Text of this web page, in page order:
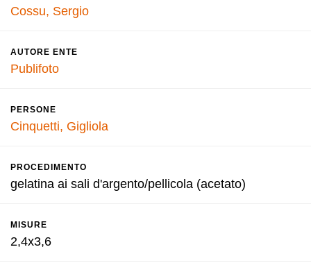
Cossu, Sergio
AUTORE ENTE
Publifoto
PERSONE
Cinquetti, Gigliola
PROCEDIMENTO
gelatina ai sali d'argento/pellicola (acetato)
MISURE
2,4x3,6